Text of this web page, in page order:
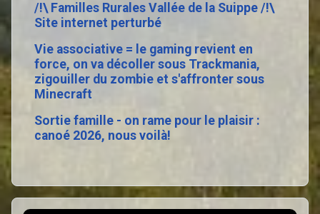
/!\ Familles Rurales Vallée de la Suippe /!\
Site internet perturbé
Vie associative = le gaming revient en
force, on va décoller sous Trackmania,
zigouiller du zombie et s'affronter sous
Minecraft
Sortie famille - on rame pour le plaisir :
canoé 2026, nous voilà!